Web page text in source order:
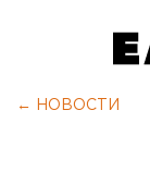
← НОВОСТИ